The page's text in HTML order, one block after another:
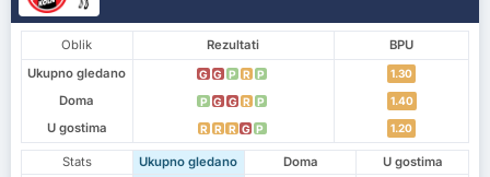
Oblik Rezultati
BPU
Ukupno gledano
G G P R P 1.30
Doma P G G R P 1.40
U gostima R R R G P 1.20
Stats Ukupno gledano Doma
U gostima